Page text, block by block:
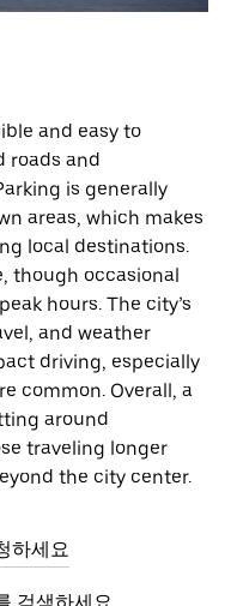
and easy to
roads and
is generally
areas, which makes
local destinations.
though occasional
hours. The city’s
and weather
driving, especially
common. Overall, a
around
traveling longer
the city center.
하세요